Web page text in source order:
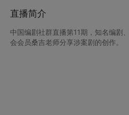
直播简介
中国编剧社群直播第11期，知名编剧
会会员桑吉老师分享涉案剧的创作。